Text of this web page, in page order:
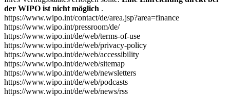
der WIPO ist nicht möglich .
https://www.wipo.int/contact/de/area.jsp?area=finance
https://www.wipo.int/pressroom/de/
https://www.wipo.int/de/web/terms-of-use
https://www.wipo.int/de/web/privacy-policy
https://www.wipo.int/de/web/accessibility
https://www.wipo.int/de/web/sitemap
https://www.wipo.int/de/web/newsletters
https://www.wipo.int/de/web/podcasts
https://www.wipo.int/de/web/news/rss